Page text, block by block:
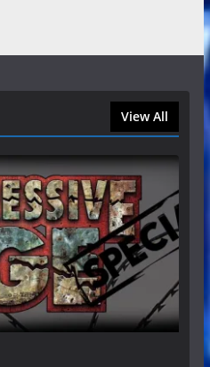
View All